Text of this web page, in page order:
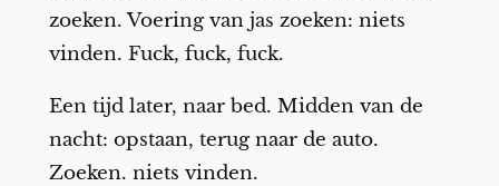
zoeken. Voering van jas zoeken: niets
vinden. Fuck, fuck, fuck.
Een tijd later, naar bed. Midden van de
nacht: opstaan, terug naar de auto.
Zoeken. niets vinden.